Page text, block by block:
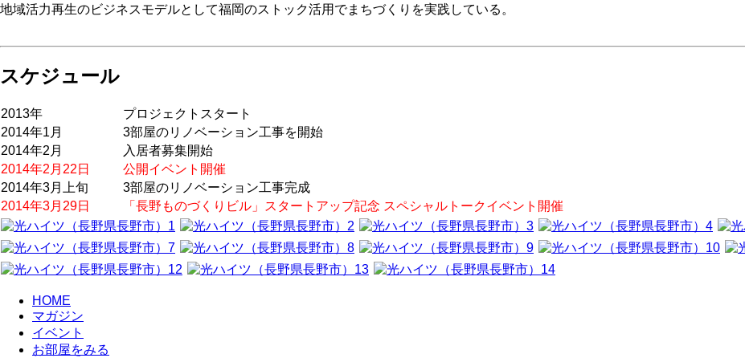
地域活力再生のビジネスモデルとして福岡のストック活用でまちづくりを実践している。
スケジュール
2013年
プロジェクトスタート
2014年1月
3部屋のリノベーション工事を開始
2014年2月
入居者募集開始
2014年2月22日
公開イベント開催
2014年3月上旬
3部屋のリノベーション工事完成
2014年3月29日
「長野ものづくりビル」スタートアップ記念 スペシャルトークイベント開催
HOME
マガジン
イベント
お部屋をみる